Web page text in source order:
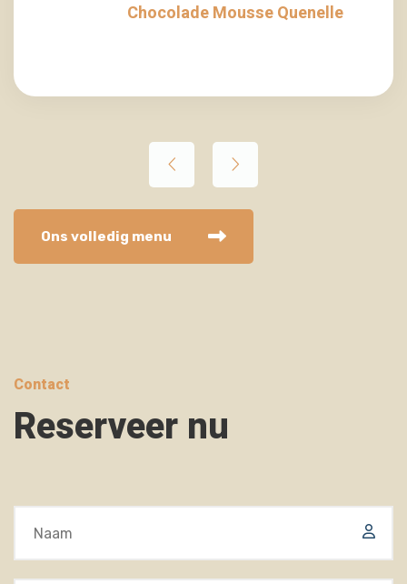
Crunchy kip salade
Ons volledig menu
Contact
Reserveer nu